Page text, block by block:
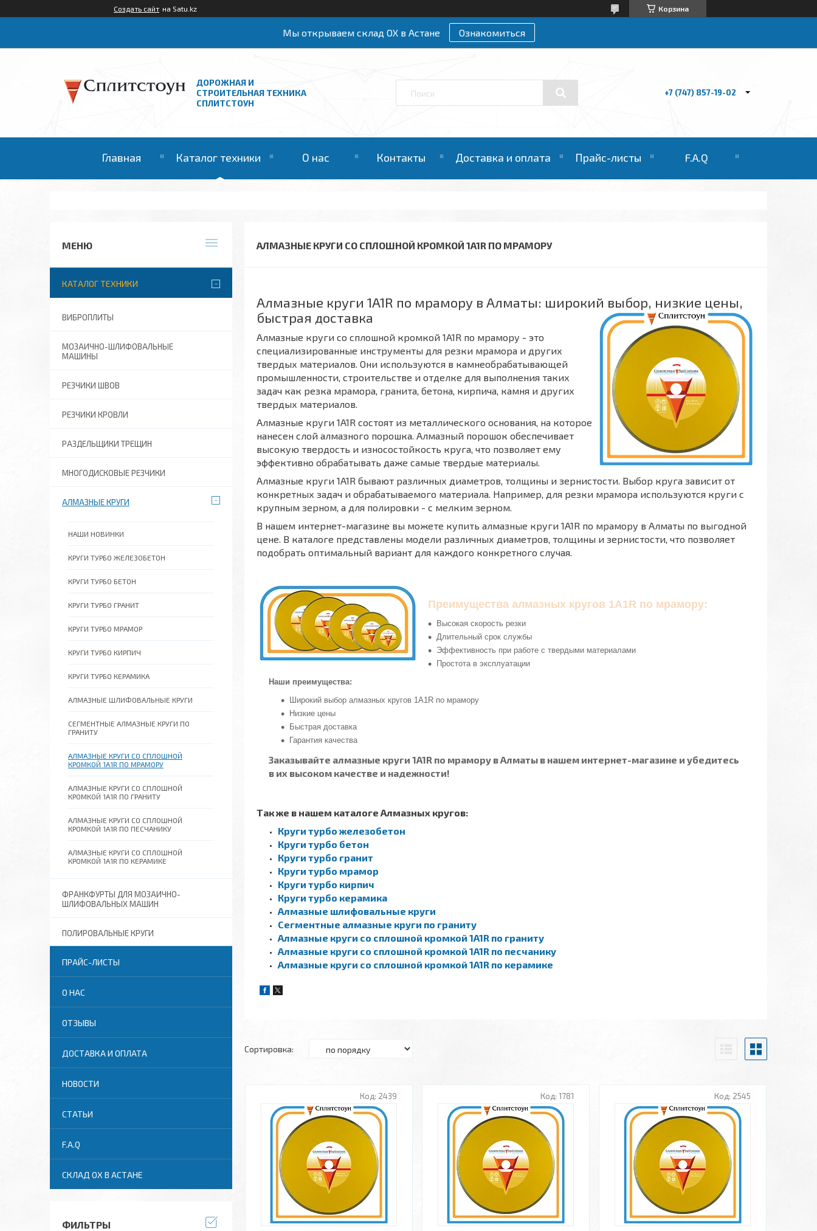
Создать сайт на Satu.kz Корзина
Мы открываем склад ОХ в Астане Ознакомиться
ДОРОЖНАЯ И
СТРОИТЕЛЬНАЯ ТЕХНИКА
СПЛИТСТОУН
+7 (747) 857-19-02
Главная Каталог техники О нас Контакты Доставка и оплата Прайс-листы F.A.Q
АЛМАЗНЫЕ КРУГИ СО СПЛОШНОЙ КРОМКОЙ 1A1R ПО МРАМОРУ
Алмазные круги 1A1R по мрамору в Алматы: широкий выбор, низкие цены,
быстрая доставка
Алмазные круги со сплошной кромкой 1A1R по мрамору - это
специализированные инструменты для резки мрамора и других
твердых материалов. Они используются в камнеобрабатывающей
промышленности, строительстве и отделке для выполнения таких
задач как резка мрамора, гранита, бетона, кирпича, камня и других
твердых материалов.
Алмазные круги 1A1R состоят из металлического основания, на которое
нанесен слой алмазного порошка. Алмазный порошок обеспечивает
высокую твердость и износостойкость круга, что позволяет ему
эффективно обрабатывать даже самые твердые материалы.
Алмазные круги 1A1R бывают различных диаметров, толщины и зернистости. Выбор круга зависит от
конкретных задач и обрабатываемого материала. Например, для резки мрамора используются круги с
крупным зерном, а для полировки - с мелким зерном.
В нашем интернет-магазине вы можете купить алмазные круги 1A1R по мрамору в Алматы по выгодной
цене. В каталоге представлены модели различных диаметров, толщины и зернистости, что позволяет
подобрать оптимальный вариант для каждого конкретного случая.
Преимущества алмазных кругов 1A1R по мрамору:
Высокая скорость резки
Длительный срок службы
Эффективность при работе с твердыми материалами
Простота в эксплуатации
Наши преимущества:
Широкий выбор алмазных кругов 1A1R по мрамору
Низкие цены
Быстрая доставка
Гарантия качества
Заказывайте алмазные круги 1A1R по мрамору в Алматы в нашем интернет-магазине и убедитесь
в их высоком качестве и надежности!
Так же в нашем каталоге Алмазных кругов:
Круги турбо железобетон
Круги турбо бетон
Круги турбо гранит
Круги турбо мрамор
Круги турбо кирпич
Круги турбо керамика
Алмазные шлифовальные круги
Сегментные алмазные круги по граниту
Алмазные круги со сплошной кромкой 1A1R по граниту
Алмазные круги со сплошной кромкой 1A1R по песчанику
Алмазные круги со сплошной кромкой 1A1R по керамике
2439 1781 2545
КАТАЛОГ ТЕХНИКИ
ВИБРОПЛИТЫ
МОЗАИЧНО-ШЛИФОВАЛЬНЫЕ
МАШИНЫ
РЕЗЧИКИ ШВОВ
РЕЗЧИКИ КРОВЛИ
РАЗДЕЛЬЩИКИ ТРЕЩИН
МНОГОДИСКОВЫЕ РЕЗЧИКИ
АЛМАЗНЫЕ КРУГИ
НАШИ НОВИНКИ
КРУГИ ТУРБО ЖЕЛЕЗОБЕТОН
КРУГИ ТУРБО БЕТОН
КРУГИ ТУРБО ГРАНИТ
КРУГИ ТУРБО МРАМОР
КРУГИ ТУРБО КИРПИЧ
КРУГИ ТУРБО КЕРАМИКА
АЛМАЗНЫЕ ШЛИФОВАЛЬНЫЕ КРУГИ
СЕГМЕНТНЫЕ АЛМАЗНЫЕ КРУГИ ПО
ГРАНИТУ
АЛМАЗНЫЕ КРУГИ СО СПЛОШНОЙ
КРОМКОЙ 1A1R ПО МРАМОРУ
АЛМАЗНЫЕ КРУГИ СО СПЛОШНОЙ
КРОМКОЙ 1A1R ПО ГРАНИТУ
АЛМАЗНЫЕ КРУГИ СО СПЛОШНОЙ
КРОМКОЙ 1A1R ПО ПЕСЧАНИКУ
АЛМАЗНЫЕ КРУГИ СО СПЛОШНОЙ
КРОМКОЙ 1A1R ПО КЕРАМИКЕ
ФРАНКФУРТЫ ДЛЯ МОЗАИЧНО-
ШЛИФОВАЛЬНЫХ МАШИН
ПОЛИРОВАЛЬНЫЕ КРУГИ
ПРАЙС-ЛИСТЫ
О НАС
ОТЗЫВЫ
ДОСТАВКА И ОПЛАТА
НОВОСТИ
СТАТЬИ
F.A.Q
СКЛАД ОХ В АСТАНЕ
ФИЛЬТРЫ